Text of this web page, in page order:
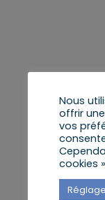
Nous
offrir
vos
cookies